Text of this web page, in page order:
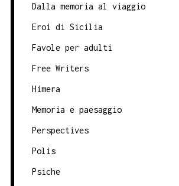
Dalla memoria al viaggio
Eroi di Sicilia
Favole per adulti
Free Writers
Himera
Memoria e paesaggio
Perspectives
Polis
Psiche